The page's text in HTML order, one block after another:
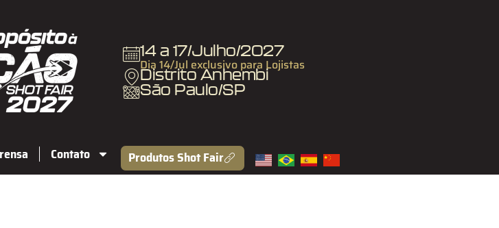
14 a 17/Julho/2027
Dia 14/Jul exclusivo para Lojistas
Distrito Anhembi
São Paulo/SP
Contato Produtos Shot Fair